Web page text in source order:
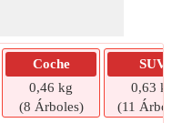
Coche
0,46 kg
(8 Árboles)
SUV
0,63 kg
(11